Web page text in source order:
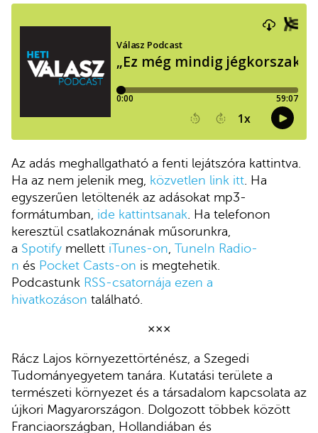
Az adás meghallgatható a fenti lejátszóra kattintva.
Ha az nem jelenik meg, közvetlen link itt. Ha
egyszerűen letöltenék az adásokat mp3-
formátumban, ide kattintsanak. Ha telefonon
keresztül csatlakoznának műsorunkra,
a Spotify mellett iTunes-on, TuneIn Radio-
n és Pocket Casts-on is megtehetik.
Podcastunk RSS-csatornája ezen a
hivatkozáson található.
×××
Rácz Lajos környezettörténész, a Szegedi
Tudományegyetem tanára. Kutatási területe a
természeti környezet és a társadalom kapcsolata az
újkori Magyarországon. Dolgozott többek között
Franciaországban, Hollandiában és